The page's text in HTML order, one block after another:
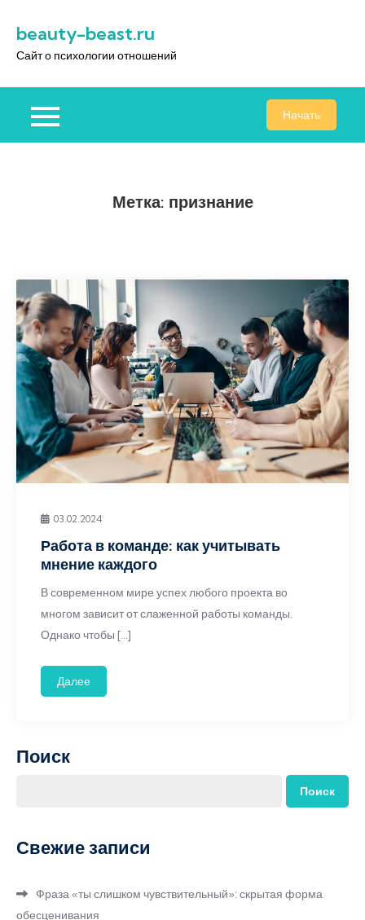
содержимому
beauty-beast.ru
Сайт о психологии отношений
Начать
Метка: признание
03.02.2024
Работа в команде: как учитывать
мнение каждого
В современном мире успех любого проекта во
многом зависит от слаженной работы команды.
Однако чтобы […]
Далее
Поиск
Поиск
Свежие записи
Фраза «ты слишком чувствительный»: скрытая форма
обесценивания